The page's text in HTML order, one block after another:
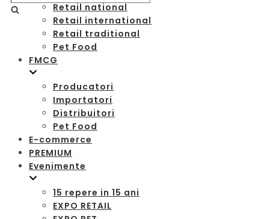
Retail national
Retail international
Retail traditional
Pet Food
FMCG
Producatori
Importatori
Distribuitori
Pet Food
E-commerce
PREMIUM
Evenimente
15 repere in 15 ani
EXPO RETAIL